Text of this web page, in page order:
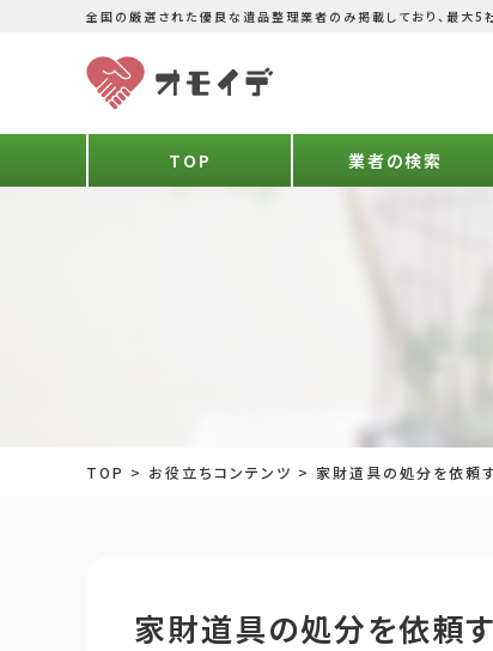
全国の厳選された優良な遺品整理業者のみ掲載しており、最大5
TOP 業者の検索
TOP > お役立ちコンテンツ > 家財道具の処分を依頼
家財道具の処分を依頼